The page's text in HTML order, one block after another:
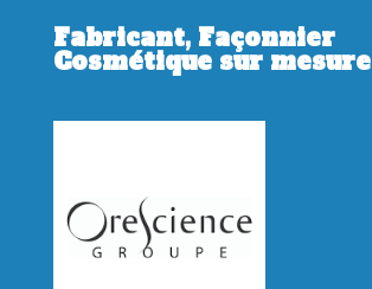
Fabricant, Façonnier
Cosmétique sur mesure